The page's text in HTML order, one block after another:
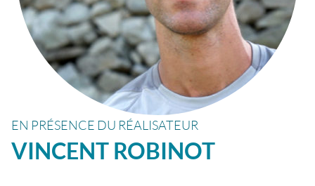
EN PRÉSENCE DU RÉALISATEUR
VINCENT ROBINOT